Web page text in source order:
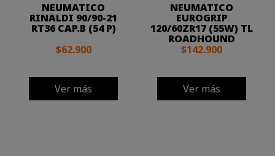
NEUMATICO
RINALDI 90/90-21
RT36 CAP.B (54 P)
$62.900
Ver más
NEUMATICO
EUROGRIP
120/60ZR17 (55W) TL
ROADHOUND
$142.900
Ver más